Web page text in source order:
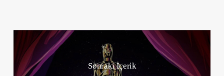
Sonraki İçerik